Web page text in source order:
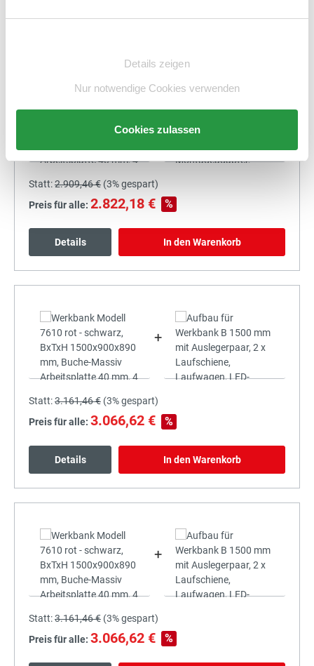
Details zeigen
Nur notwendige Cookies verwenden
Cookies zulassen
Statt:2.909,46 € (3%gespart)
Preis für alle: 2.822,18 € %
Details In den Warenkorb
+
Statt:3.161,46 € (3%gespart)
Preis für alle: 3.066,62 € %
Details In den Warenkorb
+
Statt:3.161,46 € (3%gespart)
Preis für alle: 3.066,62 € %